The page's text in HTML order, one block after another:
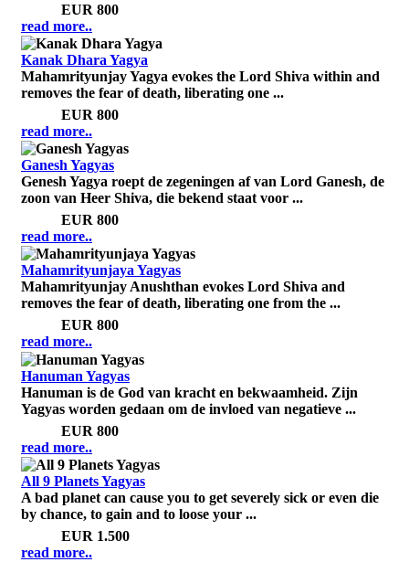
EUR 800
read more..
Kanak Dhara Yagya
Mahamrityunjay Yagya evokes the Lord Shiva within and
removes the fear of death, liberating one ...
EUR 800
read more..
Ganesh Yagyas
Genesh Yagya roept de zegeningen af van Lord Ganesh, de
zoon van Heer Shiva, die bekend staat voor ...
EUR 800
read more..
Mahamrityunjaya Yagyas
Mahamrityunjay Anushthan evokes Lord Shiva and
removes the fear of death, liberating one from the ...
EUR 800
read more..
Hanuman Yagyas
Hanuman is de God van kracht en bekwaamheid. Zijn
Yagyas worden gedaan om de invloed van negatieve ...
EUR 800
read more..
All 9 Planets Yagyas
A bad planet can cause you to get severely sick or even die
by chance, to gain and to loose your ...
EUR 1.500
read more..